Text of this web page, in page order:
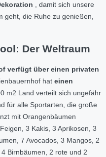
, damit sich unsere
geht, die Ruhe zu genießen,
Der Weltraum
verfügt über einen privaten
hat einen
m2 Land verteilt sich ungefähr
für alle Sportarten, die große
mit Orangenbäumen
3 Kakis, 3 Aprikosen, 3
7 Avocados, 3 Mangos, 2
Birnbäumen, 2 rote und 2